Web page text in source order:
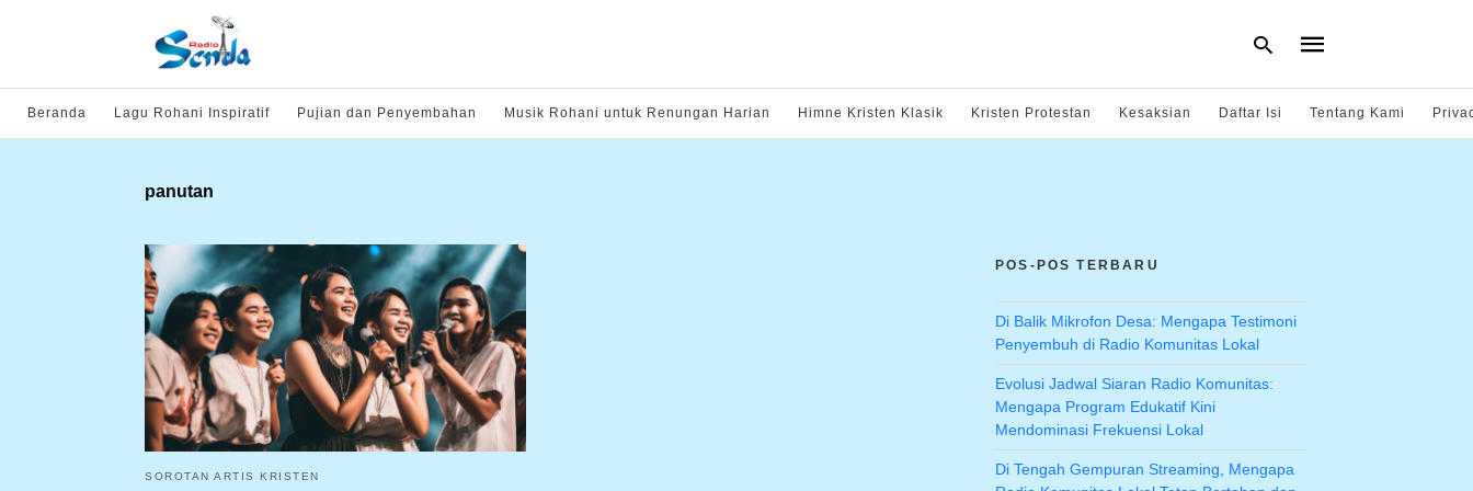
Beranda Lagu Rohani Inspiratif Pujian dan Penyembahan Musik Rohani untuk Renungan Harian Himne Kristen Klasik Kristen Protestan Kesaksian Daftar Isi Tentang Kami
panutan
SOROTAN ARTIS KRISTEN
POS-POS TERBARU
Di Balik Mikrofon Desa: Mengapa Testimoni
Penyembuh di Radio Komunitas Lokal
Evolusi Jadwal Siaran Radio Komunitas:
Mengapa Program Edukatif Kini
Mendominasi Frekuensi Lokal
Di Tengah Gempuran Streaming, Mengapa